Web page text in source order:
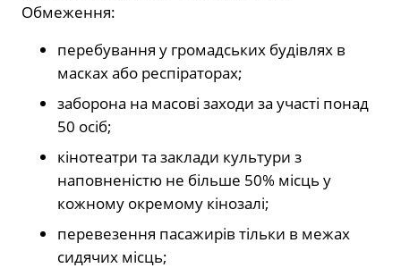
Обмеження:
перебування у громадських будівлях в
масках або респіраторах;
заборона на масові заходи за участі понад
50 осіб;
кінотеатри та заклади культури з
наповненістю не більше 50% місць у
кожному окремому кінозалі;
перевезення пасажирів тільки в межах
сидячих місць;